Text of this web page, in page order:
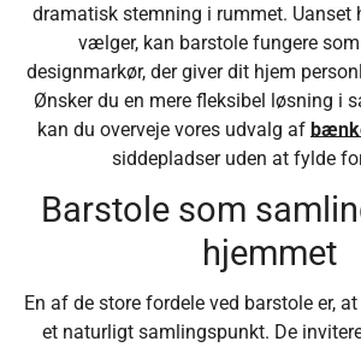
dramatisk stemning i rummet. Uanset
vælger, kan barstole fungere
designmarkør, der giver dit hjem
Ønsker du en mere fleksibel løsning i
kan du overveje vores udvalg af
siddepladser uden at fylde
Barstole som
hjemmet
En af de store fordele ved barstole er,
et naturligt samlingspunkt. De